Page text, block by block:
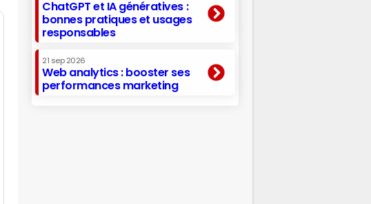
ChatGPT et IA génératives :
bonnes pratiques et usages
responsables
21 sep 2026
Web analytics : booster ses
performances marketing